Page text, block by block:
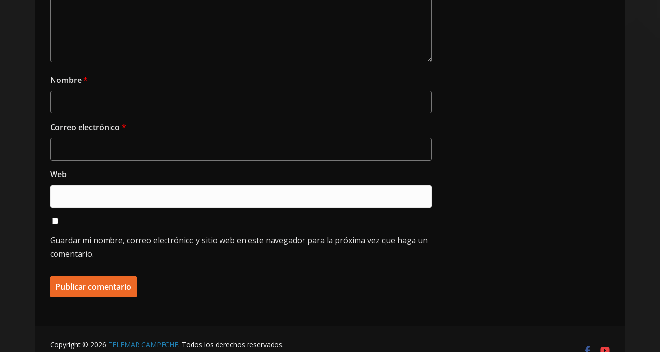
Nombre*
Correo electrónico *
Web
Guardar mi nombre, correo electrónico y sitio web en este navegador para la próxima vez que haga un
comentario.
Copyright © 2026 TELEMAR CAMPECHE. Todos los derechos reservados.